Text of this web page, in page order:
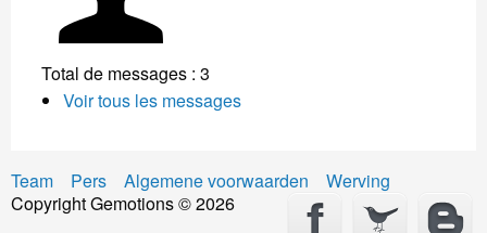
Total de messages : 3
Voir tous les messages
Team Pers Algemene voorwaarden
Werving
Copyright Gemotions © 2026